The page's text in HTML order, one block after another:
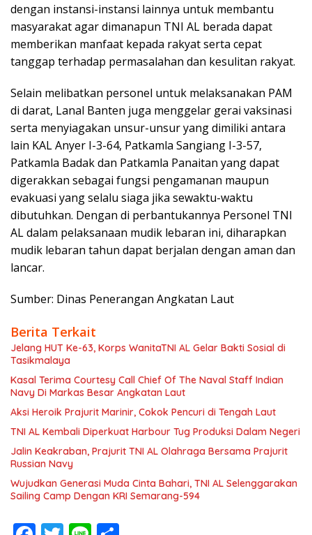
dengan instansi-instansi lainnya untuk membantu
masyarakat agar dimanapun TNI AL berada dapat
memberikan manfaat kepada rakyat serta cepat
tanggap terhadap permasalahan dan kesulitan rakyat.
Selain melibatkan personel untuk melaksanakan PAM
di darat, Lanal Banten juga menggelar gerai vaksinasi
serta menyiagakan unsur-unsur yang dimiliki antara
lain KAL Anyer I-3-64, Patkamla Sangiang I-3-57,
Patkamla Badak dan Patkamla Panaitan yang dapat
digerakkan sebagai fungsi pengamanan maupun
evakuasi yang selalu siaga jika sewaktu-waktu
dibutuhkan. Dengan di perbantukannya Personel TNI
AL dalam pelaksanaan mudik lebaran ini, diharapkan
mudik lebaran tahun dapat berjalan dengan aman dan
lancar.
Sumber: Dinas Penerangan Angkatan Laut
Berita Terkait
Jelang HUT Ke-63, Korps WanitaTNI AL Gelar Bakti Sosial di
Tasikmalaya
Kasal Terima Courtesy Call Chief Of The Naval Staff Indian
Navy Di Markas Besar Angkatan Laut
Aksi Heroik Prajurit Marinir, Cokok Pencuri di Tengah Laut
TNI AL Kembali Diperkuat Harbour Tug Produksi Dalam Negeri
Jalin Keakraban, Prajurit TNI AL Olahraga Bersama Prajurit
Russian Navy
Wujudkan Generasi Muda Cinta Bahari, TNI AL Selenggarakan
Sailing Camp Dengan KRI Semarang-594